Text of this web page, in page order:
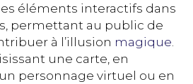
éléments interactifs dans
permettant au public de
à l’illusion magique
une carte, en
personnage virtuel ou en